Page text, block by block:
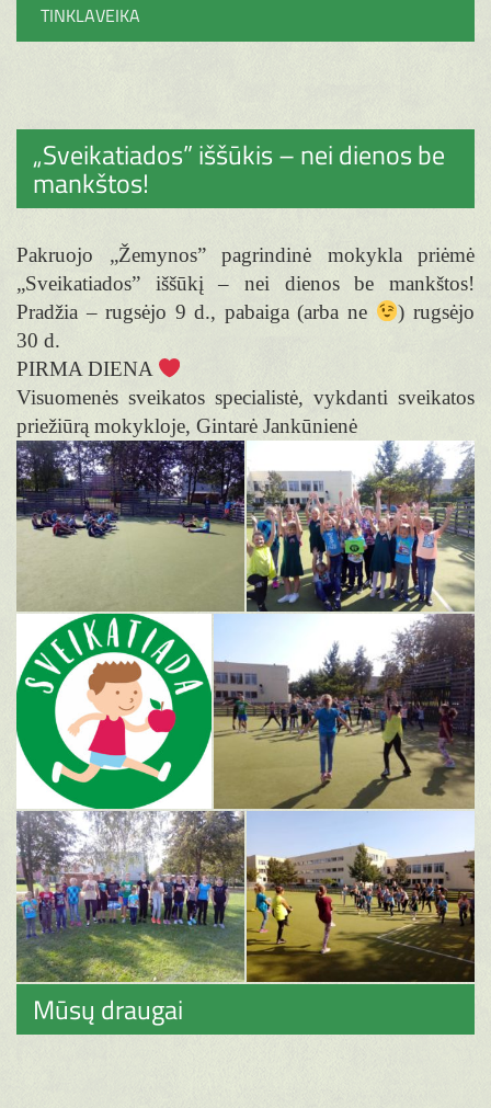
TINKLAVEIKA
„Sveikatiados” iššūkis – nei dienos be
mankštos!
Pakruojo „Žemynos” pagrindinė mokykla priėmė
„Sveikatiados” iššūkį – nei dienos be mankštos!
Pradžia – rugsėjo 9 d., pabaiga (arba ne
) rugsėjo
30 d.
PIRMA DIENA
Visuomenės sveikatos specialistė, vykdanti sveikatos
priežiūrą mokykloje, Gintarė Jankūnienė
Mūsų draugai